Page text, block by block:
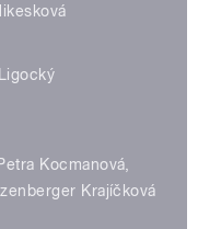
Kocmanová,
Krajíčková